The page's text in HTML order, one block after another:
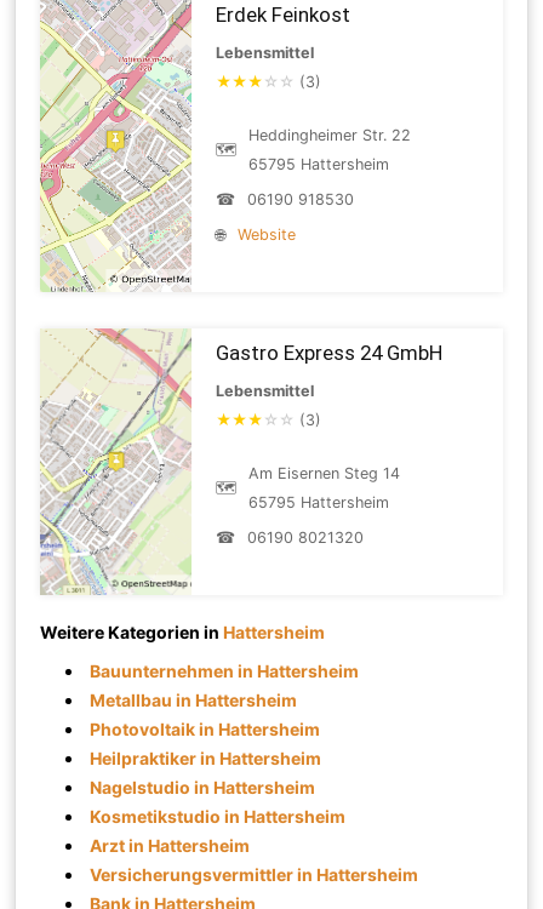
Erdek Feinkost
Lebensmittel
★★★ ☆ ☆ (3)
🗺
Heddingheimer Str. 22
65795 Hattersheim
☎
06190 918530
🌐
Website
Gastro Express 24 GmbH
Lebensmittel
★★★ ☆ ☆ (3)
🗺
Am Eisernen Steg 14
65795 Hattersheim
☎
06190 8021320
Weitere Kategorien inHattersheim
Bauunternehmen in Hattersheim
Metallbau in Hattersheim
Photovoltaik in Hattersheim
Heilpraktiker in Hattersheim
Nagelstudio in Hattersheim
Kosmetikstudio in Hattersheim
Arzt in Hattersheim
Versicherungsvermittler in Hattersheim
Bank in Hattersheim